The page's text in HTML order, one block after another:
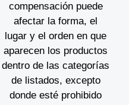
compensación puede
afectar la forma, el
lugar y el orden en que
aparecen los productos
dentro de las categorías
de listados, excepto
donde esté prohibido